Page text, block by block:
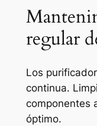
regular
Los
continua.
componentes
óptimo.